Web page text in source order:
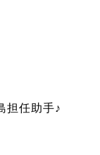
担任助手♪